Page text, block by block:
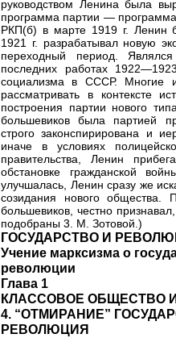
руководством Ленина была
программа партии —
РКП(б) в марте 1919 г. Ленин
1921 г. разрабатывал новую
переходный период.
последних работах
социализма в СССР. Многие
рассматривать в контексте
построения партии нового
большевиков была партией
строго законспирирована и
иначе в условиях
правительства, Ленин
обстановке гражданской
улучшалась, Ленин сразу же
созидания нового общества.
большевиков, честно
подобраны 3. М. Зотовой.)
ГОСУДАРСТВО И
Учение марксизма о
революции
Глава 1
КЛАССОВОЕ ОБЩЕСТВО
4. “ОТМИРАНИЕ”
РЕВОЛЮЦИЯ